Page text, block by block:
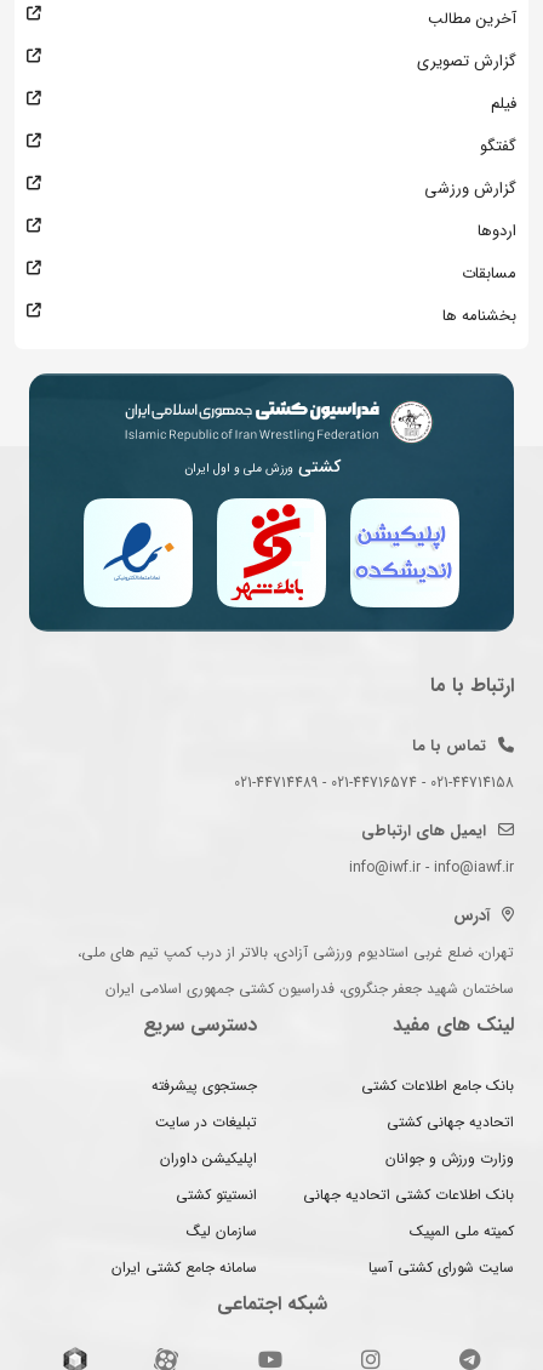
آخرین مطالب
گزارش تصویری
فیلم
گفتگو
گزارش ورزشی
اردوها
مسابقات
بخشنامه ها
کشتی ورزش ملی و اول ایران
ارتباط با ما
تماس با ما
021-44714158 - 021-44716574 - 021-44714489
ایمیل های ارتباطی
info@iwf.ir - info@iawf.ir
آدرس
تهران، ضلع غربی استادیوم ورزشی آزادی، بالاتر از درب کمپ تیم های ملی،
ساختمان شهید جعفر جنگروی، فدراسیون کشتی جمهوری اسلامی ایران
لینک های مفید
بانک جامع اطلاعات کشتی
اتحادیه جهانی کشتی
وزارت ورزش و جوانان
بانک اطلاعات کشتی اتحادیه جهانی
کمیته ملی المپیک
سایت شورای کشتی آسیا
دسترسی سریع
جستجوی پیشرفته
تبلیغات در سایت
اپلیکیشن داوران
انستیتو کشتی
سازمان لیگ
سامانه جامع کشتی ایران
شبکه اجتماعی